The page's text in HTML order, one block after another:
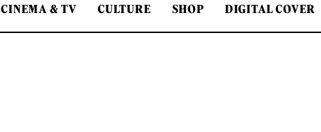
CINEMA & TV CULTURE SHOP DIGITAL COVER